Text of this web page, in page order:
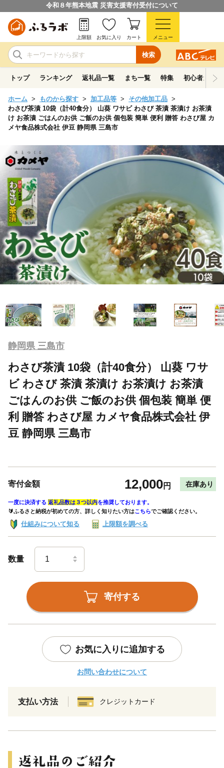
令和８年熊本地震 災害支援寄付受付について
検索
上限額 お気に入り カート メニュー
トップ ランキング 返礼品一覧 まち一覧 特集 初心者ガイド
ホーム ものから探す 加工品等
その他加工品
わさび茶漬 10袋（計40食分） 山葵 ワサビ わさび 茶漬 茶漬け お茶漬
け お茶漬 ごはんのお供 ご飯のお供 個包装 簡単 便利 贈答 わさび屋 カ
メヤ食品株式会社 伊豆 静岡県 三島市
静岡県 三島市
わさび茶漬 10袋（計40食分） 山葵 ワサ
ビ わさび 茶漬 茶漬け お茶漬け お茶漬
ごはんのお供 ご飯のお供 個包装 簡単 便
利 贈答 わさび屋 カメヤ食品株式会社 伊
豆 静岡県 三島市
寄付金額 12,000円 在庫あり
一度に決済する 返礼品数は３つ以内を推奨しております。
🔰ふるさと納税が初めての方、詳しく知りたい方はこちらでご確認ください。
仕組みについて知る 上限額を調べる
数量
寄付する
お気に入りに追加する
お問い合わせについて
支払い方法 クレジットカード